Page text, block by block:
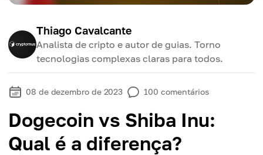
Thiago Cavalcante
Analista de cripto e autor de guias. Torno
tecnologias complexas claras para todos.
08 de dezembro de 2023 100 comentários
Dogecoin vs Shiba Inu:
Qual é a diferença?